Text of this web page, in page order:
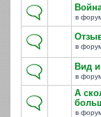
в
в
Вид
в
А
в